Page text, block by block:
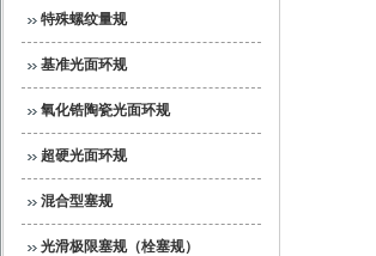
特殊螺纹量规
基准光面环规
氧化锆陶瓷光面环规
超硬光面环规
混合型塞规
光滑极限塞规（栓塞规）